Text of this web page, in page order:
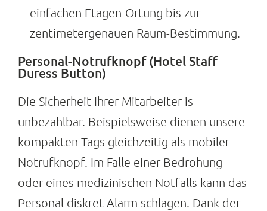
einfachen Etagen-Ortung bis zur
zentimetergenauen Raum-Bestimmung.
Personal-Notrufknopf (Hotel Staff
Duress Button)
Die Sicherheit Ihrer Mitarbeiter is
unbezahlbar. Beispielsweise dienen unsere
kompakten Tags gleichzeitig als mobiler
Notrufknopf. Im Falle einer Bedrohung
oder eines medizinischen Notfalls kann das
Personal diskret Alarm schlagen. Dank der